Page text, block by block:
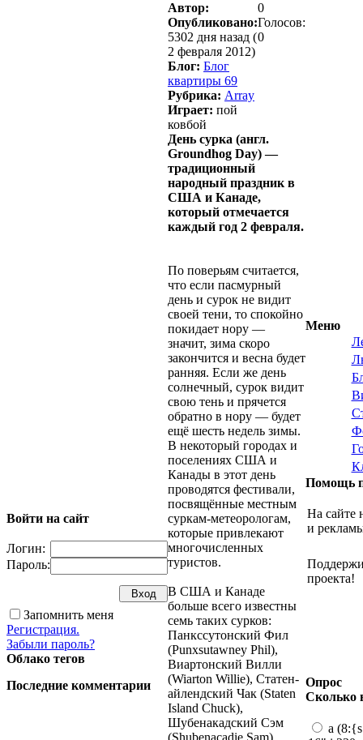
Войти на сайт
Логин:
Пароль:
Запомнить меня
Регистрация.
Забыли пароль?
Облако тегов
Последние комментарии
Автор:
Опубликовано:
5302 дня назад (
2 февраля 2012)
Блог: Блог
квартиры 69
Рубрика: Array
Играет: пой
ковбой
0
Голосов:
0
День сурка (англ.
Groundhog Day) —
традиционный
народный праздник в
США и Канаде,
который отмечается
каждый год 2 февраля.
По поверьям считается,
что если пасмурный
день и сурок не видит
своей тени, то спокойно
покидает нору —
значит, зима скоро
закончится и весна будет
ранняя. Если же день
солнечный, сурок видит
свою тень и прячется
обратно в нору — будет
ещё шесть недель зимы.
В некоторый городах и
поселениях США и
Канады в этот день
проводятся фестивали,
посвящённые местным
суркам-метеорологам,
которые привлекают
многочисленных
туристов.
В США и Канаде
больше всего известны
семь таких сурков:
Панкссутонский Фил
(Punxsutawney Phil),
Виартонский Вилли
(Wiarton Willie), Статен-
айлендский Чак (Staten
Island Chuck),
Шубенакадский Сэм
Меню
Помощь
На сайте
и
проекта!
Опрос
Сколько
a